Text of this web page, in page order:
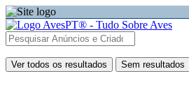
Ver todos os resultados Sem resultados